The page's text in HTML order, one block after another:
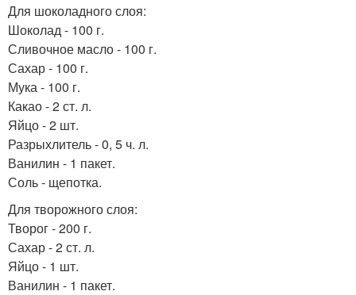
Для шоколадного слоя:
Шоколад - 100 г.
Сливочное масло - 100 г.
Сахар - 100 г.
Мука - 100 г.
Какао - 2 ст. л.
Яйцо - 2 шт.
Разрыхлитель - 0, 5 ч. л.
Ванилин - 1 пакет.
Соль - щепотка.
Для творожного слоя:
Творог - 200 г.
Сахар - 2 ст. л.
Яйцо - 1 шт.
Ванилин - 1 пакет.